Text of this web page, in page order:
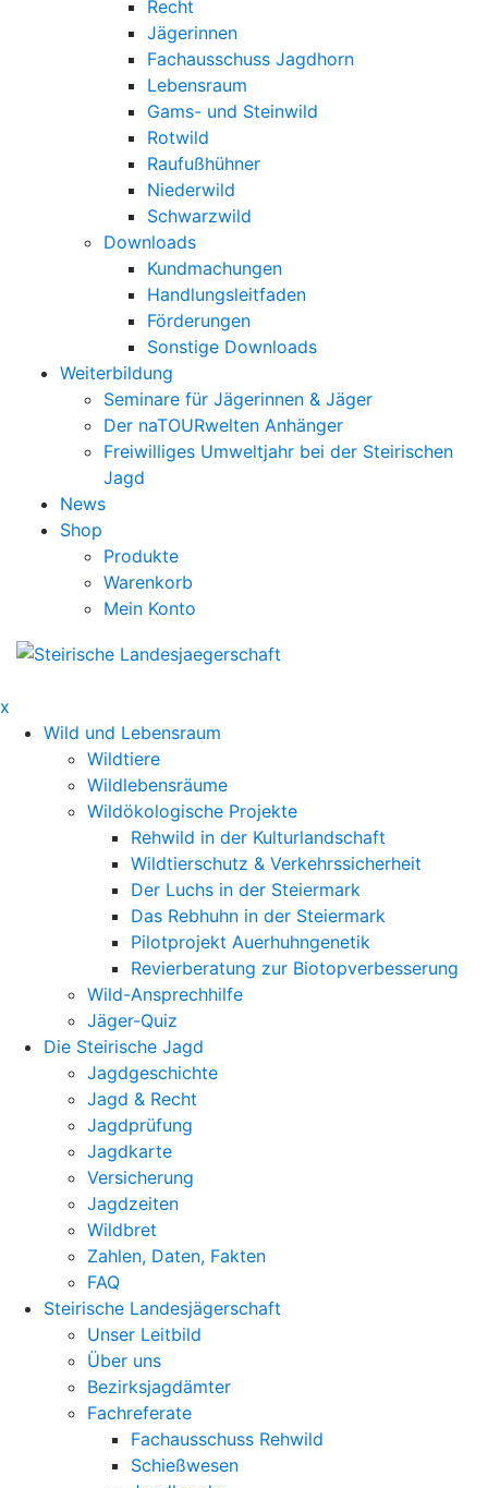
Recht
Jägerinnen
Fachausschuss Jagdhorn
Lebensraum
Gams- und Steinwild
Rotwild
Raufußhühner
Niederwild
Schwarzwild
Downloads
Kundmachungen
Handlungsleitfaden
Förderungen
Sonstige Downloads
Weiterbildung
Seminare für Jägerinnen & Jäger
Der naTOURwelten Anhänger
Freiwilliges Umweltjahr bei der Steirischen
Jagd
News
Shop
Produkte
Warenkorb
Mein Konto
x
Wild und Lebensraum
Wildtiere
Wildlebensräume
Wildökologische Projekte
Rehwild in der Kulturlandschaft
Wildtierschutz & Verkehrssicherheit
Der Luchs in der Steiermark
Das Rebhuhn in der Steiermark
Pilotprojekt Auerhuhngenetik
Revierberatung zur Biotopverbesserung
Wild-Ansprechhilfe
Jäger-Quiz
Die Steirische Jagd
Jagdgeschichte
Jagd & Recht
Jagdprüfung
Jagdkarte
Versicherung
Jagdzeiten
Wildbret
Zahlen, Daten, Fakten
FAQ
Steirische Landesjägerschaft
Unser Leitbild
Über uns
Bezirksjagdämter
Fachreferate
Fachausschuss Rehwild
Schießwesen